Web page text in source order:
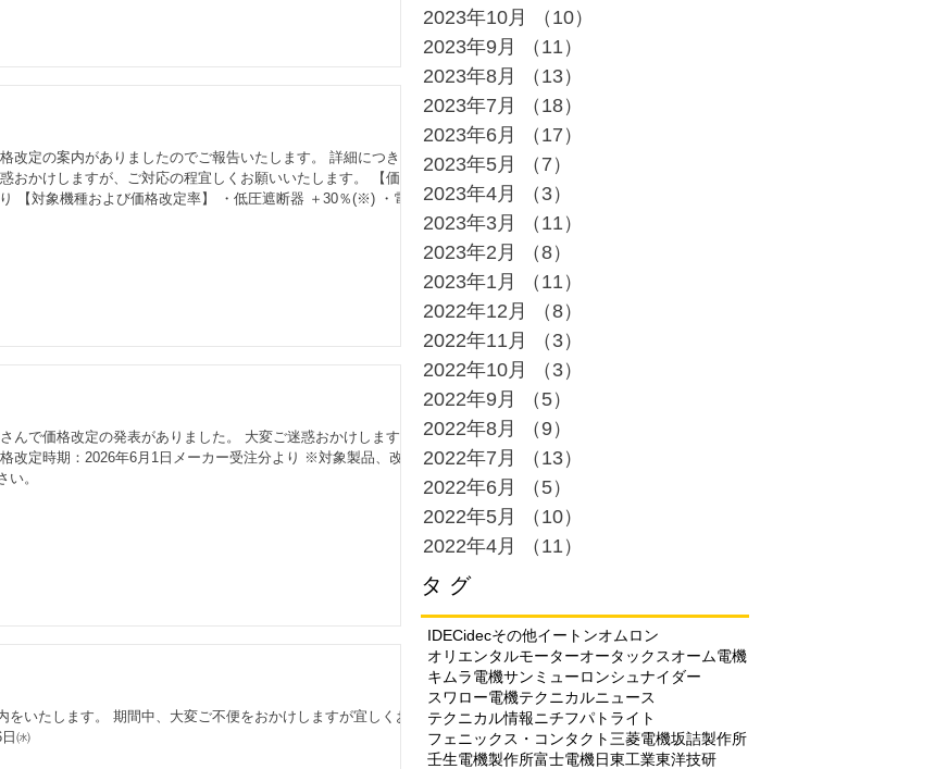
改定の案内がありましたのでご報告いたします。 詳細につきま
おかけしますが、ご対応の程宜しくお願いいたします。 【価格
【対象機種および価格改定率】 ・低圧遮断器 ＋30％(※) ・電磁
んで価格改定の発表がありました。 大変ご迷惑おかけします
改定時期：2026年6月1日メーカー受注分より ※対象製品、改定
。
いたします。 期間中、大変ご不便をおかけしますが宜しくお願
㈬
2023年10月
（10）
2023年9月
（11）
2023年8月
（13）
2023年7月
（18）
2023年6月
（17）
2023年5月
（7）
2023年4月
（3）
2023年3月
（11）
2023年2月
（8）
2023年1月
（11）
2022年12月
（8）
2022年11月
（3）
2022年10月
（3）
2022年9月
（5）
2022年8月
（9）
2022年7月
（13）
2022年6月
（5）
2022年5月
（10）
2022年4月
（11）
タ グ
IDECidecその他イートンオムロン
オリエンタルモーターオータックスオーム電機
キムラ電機サンミューロンシュナイダー
スワロー電機テクニカルニュース
テクニカル情報ニチフパトライト
フェニックス・コンタクト 三菱電機坂詰製作所
壬生電機製作所富士電機日東工業東洋技研